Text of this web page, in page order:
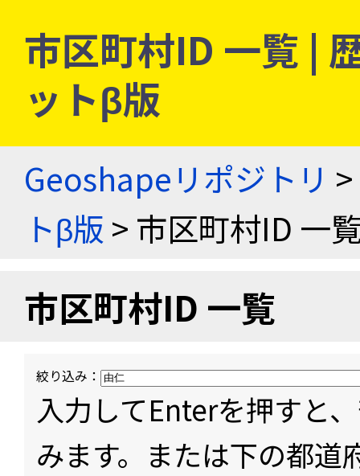
市区町村ID 一覧 |
ットβ版
Geoshapeリポジトリ >
トβ版 > 市区町村ID 一
市区町村ID 一覧
絞り込み：
入力してEnterを押すと
みます。または下の都道